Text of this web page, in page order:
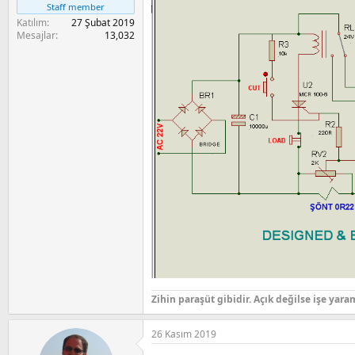
n
Staff member
Katılım
27 Şubat 2019
Mesajlar
13,032
Zihin paraşüt gibidir. Açık değilse işe
26 Kasım 2019